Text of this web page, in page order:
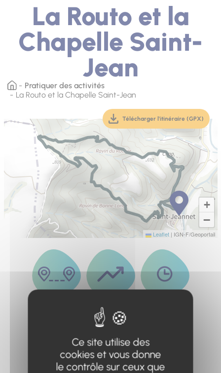
La Routo et la
Chapelle Saint-
Jean
Pratiquer des activités
La Routo et la Chapelle Saint-Jean
+
−
Leaflet | IGN-F/Geoportail
Télécharger l'itinéraire (GPX)
(téléchargement,
220m
Difficulté
Ce site utilise des
cookies et vous donne
le contrôle sur ceux que